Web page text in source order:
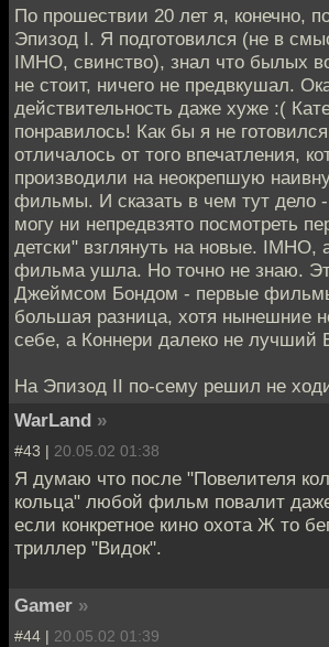
По прошествии 20 лет я, конечно,
Эпизод I. Я подготовился (не в
IMHO, свинство), знал что былых
не стоит, ничего не предвкушал.
действительность даже хуже :(
понравилось! Как бы я не
отличалось от того впечатления,
производили на неокрепшую
фильмы. И сказать в чем тут дело
могу ни непредвзято посмотреть
детски" взглянуть на новые. IMHO,
фильма ушла. Но точно не знаю.
Джеймсом Бондом - первые
большая разница, хотя нынешние
себе, а Коннери далеко не лучший
На Эпизод II по-сему решил не
WarLand »
#43 | 20.05.02 01:38
Я думаю что после "Повелителя
кольца" любой фильм повалит
если конкретное кино охота Ж то
триллер "Видок".
Gamer »
#44 | 20.05.02 01:39